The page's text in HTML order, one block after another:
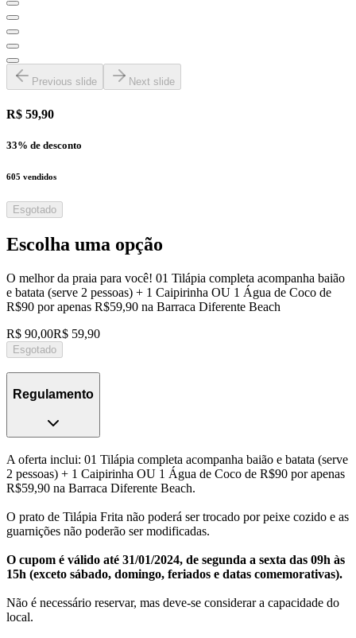
Previous slide Next slide
R$ 59,90
33% de desconto
605 vendidos
Esgotado
Escolha uma opção
O melhor da praia para você! 01 Tilápia completa acompanha baião
e batata (serve 2 pessoas) + 1 Caipirinha OU 1 Água de Coco de
R$90 por apenas R$59,90 na Barraca Diferente Beach
R$ 90,00R$ 59,90
Esgotado
Regulamento
A oferta inclui: 01 Tilápia completa acompanha baião e batata (serve
2 pessoas) + 1 Caipirinha OU 1 Água de Coco de R$90 por apenas
R$59,90 na Barraca Diferente Beach.
O prato de Tilápia Frita não poderá ser trocado por peixe cozido e as
guarnições não poderão ser modificadas.
O cupom é válido até 31/01/2024, de segunda a sexta das 09h às
15h (exceto sábado, domingo, feriados e datas comemorativas).
Não é necessário reservar, mas deve-se considerar a capacidade do
local.